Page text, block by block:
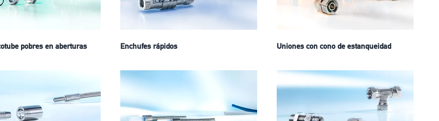
pobres en aberturas Enchufes rápidos Uniones con cono de estanqueidad